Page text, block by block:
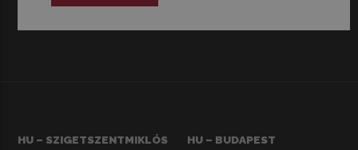
HU – SZIGETSZENTMIKLÓS HU – BUDAPEST